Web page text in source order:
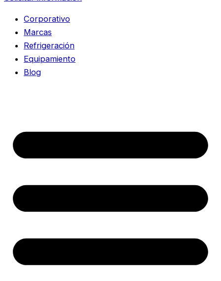
Corporativo
Marcas
Refrigeración
Equipamiento
Blog